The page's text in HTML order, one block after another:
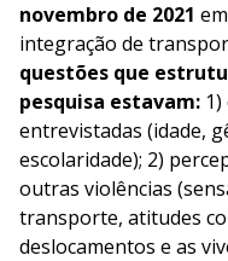
novembro de 2021
integração de
questões que
pesquisa estavam:
entrevistadas (idade,
escolaridade); 2)
outras violências
transporte, atitudes
deslocamentos e as